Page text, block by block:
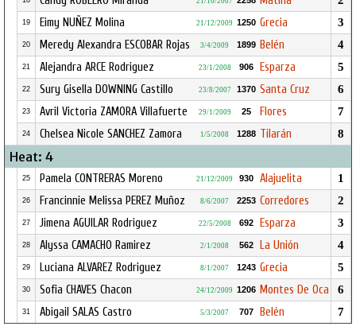
19 Eimy NUÑEZ Molina 21/12/2009 1250 Grecia 3
20 Meredy Alexandra ESCOBAR Rojas 3/4/2009 1899 Belén 4
21 Alejandra ARCE Rodriguez 23/1/2008 906 Esparza 5
22 Sury Gisella DOWNING Castillo 23/8/2007 1370 Santa Cruz 6
23 Avril Victoria ZAMORA Villafuerte 29/1/2009 25 Flores 7
24 Chelsea Nicole SANCHEZ Zamora 1/5/2008 1288 Tilarán 8
Heat: 4
25 Pamela CONTRERAS Moreno 21/12/2009 930 Alajuelita 1
26 Francinnie Melissa PEREZ Muñoz 8/6/2007 2253 Corredores 2
27 Jimena AGUILAR Rodriguez 22/5/2008 692 Esparza 3
28 Alyssa CAMACHO Ramirez 2/1/2008 562 La Unión 4
29 Luciana ALVAREZ Rodriguez 8/1/2007 1243 Grecia 5
30 Sofia CHAVES Chacon 24/12/2009 1206 Montes De Oca 6
31 Abigail SALAS Castro 5/3/2007 707 Belén 7